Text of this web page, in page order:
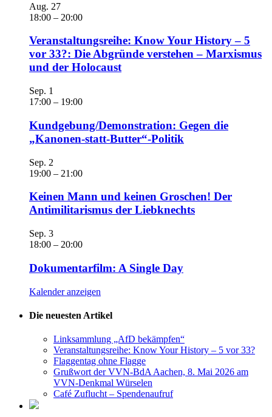
Aug. 27
18:00 – 20:00
Veranstaltungsreihe: Know Your History – 5
vor 33?: Die Abgründe verstehen – Marxismus
und der Holocaust
Sep. 1
17:00 – 19:00
Kundgebung/Demonstration: Gegen die
„Kanonen-statt-Butter“-Politik
Sep. 2
19:00 – 21:00
Keinen Mann und keinen Groschen! Der
Antimilitarismus der Liebknechts
Sep. 3
18:00 – 20:00
Dokumentarfilm: A Single Day
Kalender anzeigen
Die neuesten Artikel
Linksammlung „AfD bekämpfen“
Veranstaltungsreihe: Know Your History – 5 vor 33?
Flaggentag ohne Flagge
Grußwort der VVN-BdA Aachen, 8. Mai 2026 am
VVN-Denkmal Würselen
Café Zuflucht – Spendenaufruf